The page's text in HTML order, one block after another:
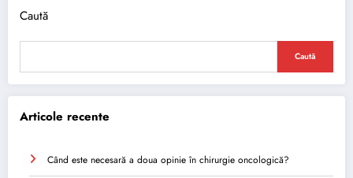
Caută
Caută
Articole recente
Când este necesară a doua opinie în chirurgie oncologică?